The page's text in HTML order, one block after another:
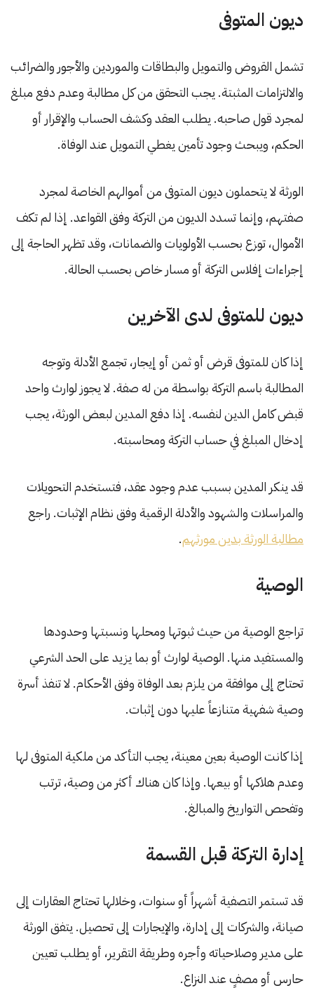
ديون المتوفى
تشمل القروض والتمويل والبطاقات والموردين والأجور والضرائب
والالتزامات المثبتة. يجب التحقق من كل مطالبة وعدم دفع مبلغ
لمجرد قول صاحبه. يطلب العقد وكشف الحساب والإقرار أو
الحكم، ويبحث وجود تأمين يغطي التمويل عند الوفاة.
الورثة لا يتحملون ديون المتوفى من أموالهم الخاصة لمجرد
صفتهم، وإنما تسدد الديون من التركة وفق القواعد. إذا لم تكف
الأموال، توزع بحسب الأولويات والضمانات، وقد تظهر الحاجة إلى
إجراءات إفلاس التركة أو مسار خاص بحسب الحالة.
ديون للمتوفى لدى الآخرين
إذا كان للمتوفى قرض أو ثمن أو إيجار، تجمع الأدلة وتوجه
المطالبة باسم التركة بواسطة من له صفة. لا يجوز لوارث واحد
قبض كامل الدين لنفسه. إذا دفع المدين لبعض الورثة، يجب
إدخال المبلغ في حساب التركة ومحاسبته.
قد ينكر المدين بسبب عدم وجود عقد، فتستخدم التحويلات
والمراسلات والشهود والأدلة الرقمية وفق نظام الإثبات. راجع
مطالبة الورثة بدين مورثهم.
الوصية
تراجع الوصية من حيث ثبوتها ومحلها ونسبتها وحدودها
والمستفيد منها. الوصية لوارث أو بما يزيد على الحد الشرعي
تحتاج إلى موافقة من يلزم بعد الوفاة وفق الأحكام. لا تنفذ أسرة
وصية شفهية متنازعاً عليها دون إثبات.
إذا كانت الوصية بعين معينة، يجب التأكد من ملكية المتوفى لها
وعدم هلاكها أو بيعها. وإذا كان هناك أكثر من وصية، ترتب
وتفحص التواريخ والمبالغ.
إدارة التركة قبل القسمة
قد تستمر التصفية أشهراً أو سنوات، وخلالها تحتاج العقارات إلى
صيانة، والشركات إلى إدارة، والإيجارات إلى تحصيل. يتفق الورثة
على مدير وصلاحياته وأجره وطريقة التقرير، أو يطلب تعيين
حارس أو مصفٍ عند النزاع.